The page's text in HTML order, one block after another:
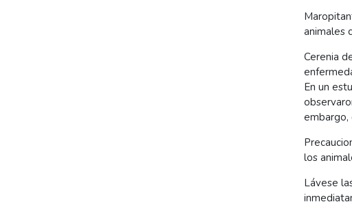
animales
Cerenia
En un
embargo,
los
Lávese